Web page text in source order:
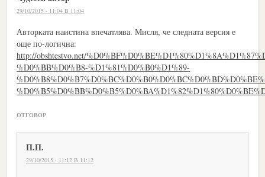
29/10/2015 · 11:04 В 11:04
Авторката наистина впечатлява. Мисля, че следната версия е
още по-логична:
http://obshtestvo.net/
%D0%BB%D0%B8-%D1%81%D0%B0%D1%89-
ОТГОВОР
П.П.
29/10/2015 · 11:12 В 11:12